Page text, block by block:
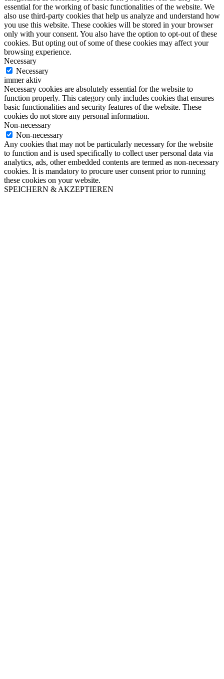
essential for the working of basic functionalities of the website. We
also use third-party cookies that help us analyze and understand how
you use this website. These cookies will be stored in your browser
only with your consent. You also have the option to opt-out of these
cookies. But opting out of some of these cookies may affect your
browsing experience.
Necessary
Necessary
immer aktiv
Necessary cookies are absolutely essential for the website to
function properly. This category only includes cookies that ensures
basic functionalities and security features of the website. These
cookies do not store any personal information.
Non-necessary
Non-necessary
Any cookies that may not be particularly necessary for the website
to function and is used specifically to collect user personal data via
analytics, ads, other embedded contents are termed as non-necessary
cookies. It is mandatory to procure user consent prior to running
these cookies on your website.
SPEICHERN & AKZEPTIEREN